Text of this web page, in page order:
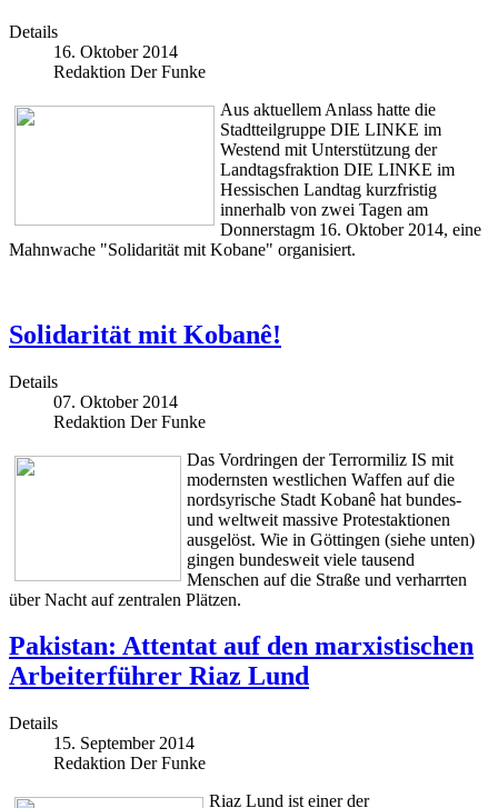
Details
16. Oktober 2014
Redaktion Der Funke
Aus aktuellem Anlass hatte die
Stadtteilgruppe DIE LINKE im
Westend mit Unterstützung der
Landtagsfraktion DIE LINKE im
Hessischen Landtag kurzfristig
innerhalb von zwei Tagen am
Donnerstagm 16. Oktober 2014, eine
Mahnwache "Solidarität mit Kobane" organisiert.
Solidarität mit Kobanê!
Details
07. Oktober 2014
Redaktion Der Funke
Das Vordringen der Terrormiliz IS mit
modernsten westlichen Waffen auf die
nordsyrische Stadt Kobanê hat bundes-
und weltweit massive Protestaktionen
ausgelöst. Wie in Göttingen (siehe unten)
gingen bundesweit viele tausend
Menschen auf die Straße und verharrten
über Nacht auf zentralen Plätzen.
Pakistan: Attentat auf den marxistischen
Arbeiterführer Riaz Lund
Details
15. September 2014
Redaktion Der Funke
Riaz Lund ist einer der